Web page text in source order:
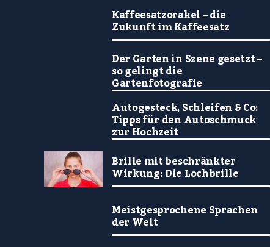
Kaffeesatzorakel – die
Zukunft im Kaffeesatz
Der Garten in Szene gesetzt –
so gelingt die
Gartenfotografie
Autogesteck, Schleifen & Co:
Tipps für den Autoschmuck
zur Hochzeit
Brille mit beschränkter
Wirkung: Die Lochbrille
Meistgesprochene Sprachen
der Welt